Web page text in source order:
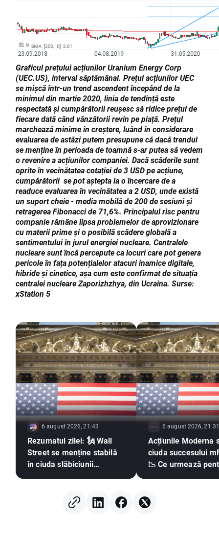
Graficul prețului acțiunilor Uranium Energy Corp
(UEC.US), interval săptămânal. Prețul acțiunilor UEC
se mișcă într-un trend ascendent începând de la
minimul din martie 2020, linia de tendință este
respectată și cumpărătorii reușesc să ridice prețul de
fiecare dată când vânzătorii revin pe piață. Prețul
marchează minime în creștere, luând în considerare
evaluarea de astăzi putem presupune că dacă trendul
se menține în perioada de toamnă s-ar putea să vedem
o revenire a acțiunilor companiei. Dacă scăderile sunt
oprite în vecinătatea cotației de 3 USD pe acțiune,
cumpărătorii se pot aștepta la o încercare de a
readuce evaluarea în vecinătatea a 2 USD, unde există
un suport cheie - media mobilă de 200 de sesiuni și
retragerea Fibonacci de 71,6%. Principalul risc pentru
companie rămâne lipsa problemelor de aprovizionare
cu materii prime și o posibilă scădere globală a
sentimentului în jurul energiei nucleare. Centralele
nucleare sunt încă percepute ca locuri care pot genera
pericole în fața potențialelor atacuri inamice digitale,
hibride și cinetice, așa cum este confirmat de situația
centralei nucleare Zaporizhzhya, din Ucraina. Surse:
xStation 5
6 august 2026, 21:43
Rezumatul zilei: 🗽 Wall
Street se menține stabilă
în ciuda slăbiciunii
prețului petrolului
6 august 2026, 21:31
Acțiunile Moderna
ciuda succesului
📉 Ce urmează